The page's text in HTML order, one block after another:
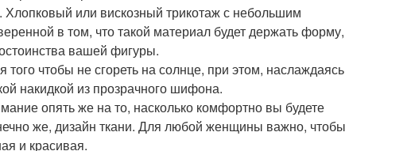
Хлопковый или вискозный трикотаж с небольшим
в том, что такой материал будет держать форму,
вашей фигуры.
чтобы не сгореть на солнце, при этом, наслаждаясь
накидкой из прозрачного шифона.
опять же на то, насколько комфортно вы будете
же, дизайн ткани. Для любой женщины важно, чтобы
и красивая.